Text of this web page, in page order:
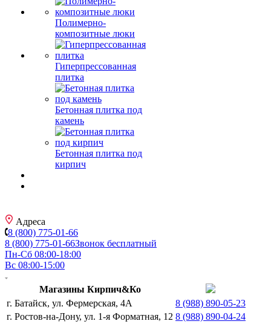
Полимерно-
композитные люки
Гиперпрессованная
плитка
Бетонная плитка под
камень
Бетонная плитка под
кирпич
Адреса
8 (800) 775-01-66
8 (800) 775-01-66Звонок бесплатный
Пн-Сб 08:00-18:00
Вс 08:00-15:00
Магазины Кирпич&Ко
г. Батайск, ул. Фермерская, 4А
8 (988) 890-05-23
г. Ростов-на-Дону, ул. 1-я Форматная, 12 8 (988) 890-04-24